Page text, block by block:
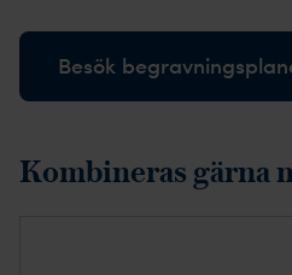
Besök
Kombineras gärna